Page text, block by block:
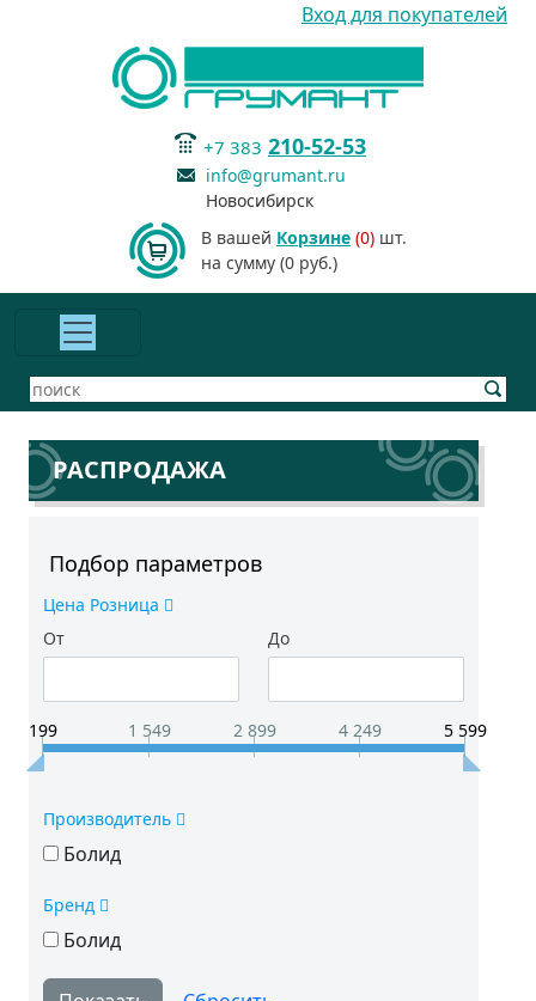
Вход для покупателей
+7 383 210-52-53
info@grumant.ru
Новосибирск
В вашей Корзине (0) шт.
на сумму (0 руб.)
РАСПРОДАЖА
Подбор параметров
Цена Розница
От
До
199 1 549 2 899 4 249 5 599
Производитель
Болид
Бренд
Болид